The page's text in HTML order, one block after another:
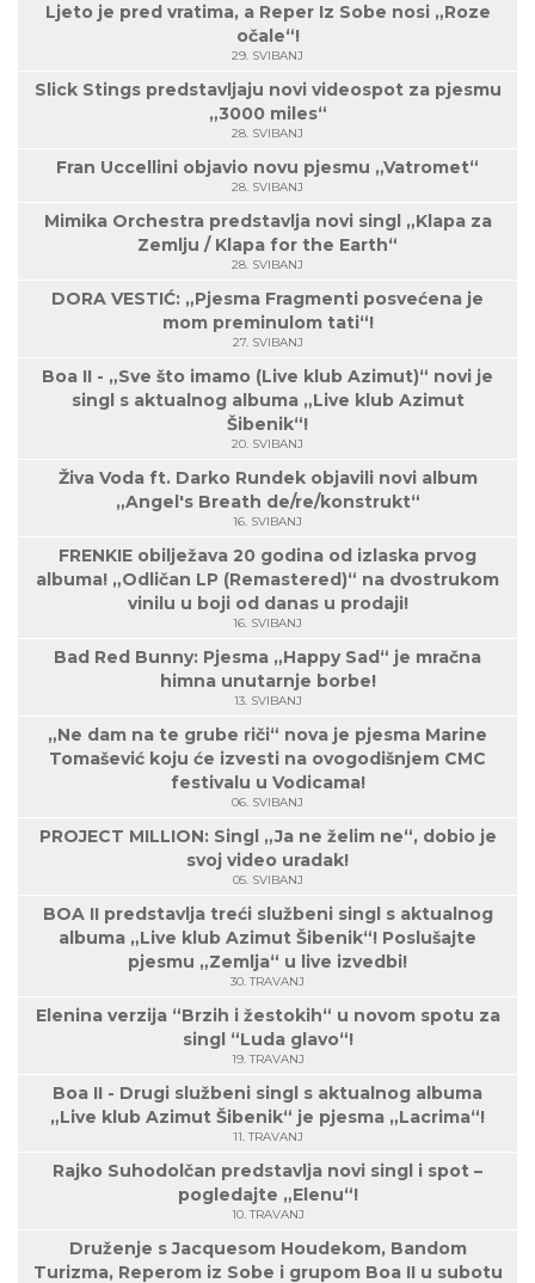
Ljeto je pred vratima, a Reper Iz Sobe nosi „Roze
očale“!
29. SVIBANJ
Slick Stings predstavljaju novi videospot za pjesmu
„3000 miles“
28. SVIBANJ
Fran Uccellini objavio novu pjesmu „Vatromet“
28. SVIBANJ
Mimika Orchestra predstavlja novi singl „Klapa za
Zemlju / Klapa for the Earth“
28. SVIBANJ
DORA VESTIĆ: „Pjesma Fragmenti posvećena je
mom preminulom tati“!
27. SVIBANJ
Boa II - „Sve što imamo (Live klub Azimut)“ novi je
singl s aktualnog albuma „Live klub Azimut
Šibenik“!
20. SVIBANJ
Živa Voda ft. Darko Rundek objavili novi album
„Angel's Breath de/re/konstrukt“
16. SVIBANJ
FRENKIE obilježava 20 godina od izlaska prvog
albuma! „Odličan LP (Remastered)“ na dvostrukom
vinilu u boji od danas u prodaji!
16. SVIBANJ
Bad Red Bunny: Pjesma „Happy Sad“ je mračna
himna unutarnje borbe!
13. SVIBANJ
„Ne dam na te grube riči“ nova je pjesma Marine
Tomašević koju će izvesti na ovogodišnjem CMC
festivalu u Vodicama!
06. SVIBANJ
PROJECT MILLION: Singl „Ja ne želim ne“, dobio je
svoj video uradak!
05. SVIBANJ
BOA II predstavlja treći službeni singl s aktualnog
albuma „Live klub Azimut Šibenik“! Poslušajte
pjesmu „Zemlja“ u live izvedbi!
30. TRAVANJ
Elenina verzija “Brzih i žestokih“ u novom spotu za
singl “Luda glavo“!
19. TRAVANJ
Boa II - Drugi službeni singl s aktualnog albuma
„Live klub Azimut Šibenik“ je pjesma „Lacrima“!
11. TRAVANJ
Rajko Suhodolčan predstavlja novi singl i spot –
pogledajte „Elenu“!
10. TRAVANJ
Druženje s Jacquesom Houdekom, Bandom
Turizma, Reperom iz Sobe i grupom Boa II u subotu